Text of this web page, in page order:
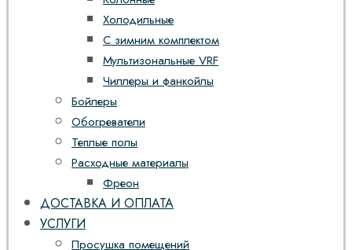
Холодильные
С зимним комплектом
Мультизональные VRF
Чиллеры и фанкойлы
Бойлеры
Обогреватели
Теплые полы
Расходные материалы
Фреон
ДОСТАВКА И ОПЛАТА
УСЛУГИ
Просушка помещений